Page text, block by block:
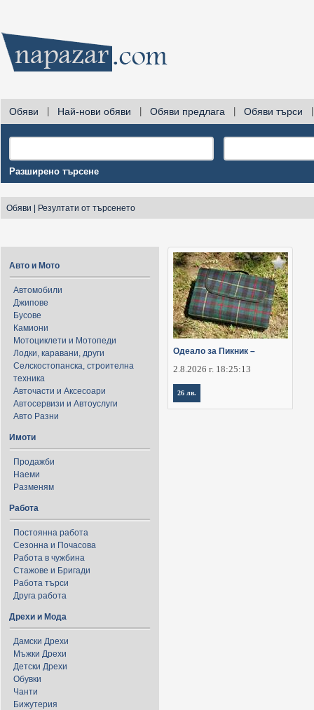
Обяви Най-нови обяви Обяви предлага Обяви търси
Разширено търсене
Обяви Резултати от търсенето
Авто и Мото
Автомобили
Джипове
Бусове
Камиони
Мотоциклети и Мотопеди
Лодки, каравани, други
Селскостопанска, строителна
техника
Авточасти и Аксесоари
Автосервизи и Автоуслуги
Авто Разни
Имоти
Продажби
Наеми
Разменям
Работа
Постоянна работа
Сезонна и Почасова
Работа в чужбина
Стажове и Бригади
Работа търси
Друга работа
Дрехи и Мода
Дамски Дрехи
Мъжки Дрехи
Детски Дрехи
Обувки
Чанти
Бижутерия
Одеало за Пикник –
2.8.2026 г. 18:25:13
26 лв.